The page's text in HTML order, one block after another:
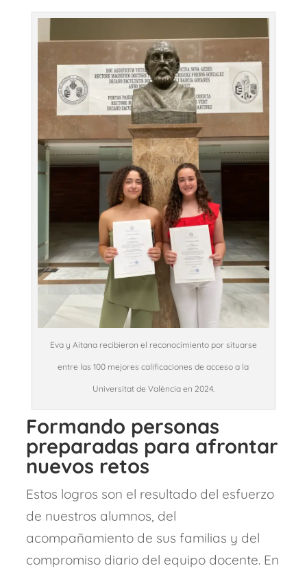
Eva y Aitana recibieron el reconocimiento por situarse
entre las 100 mejores calificaciones de acceso a la
Universitat de València en 2024.
Formando personas
preparadas para afrontar
nuevos retos
Estos logros son el resultado del esfuerzo
de nuestros alumnos, del
acompañamiento de sus familias y del
compromiso diario del equipo docente. En